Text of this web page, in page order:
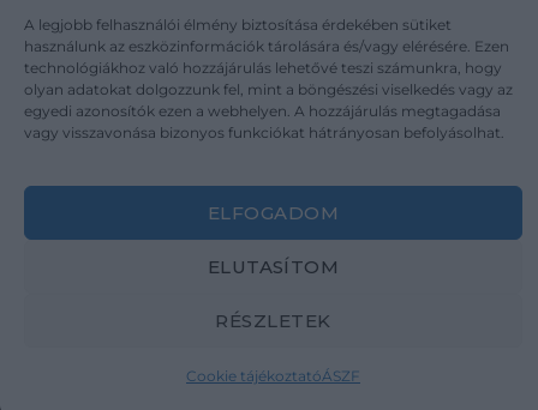
A legjobb felhasználói élmény biztosítása érdekében sütiket
használunk az eszközinformációk tárolására és/vagy elérésére. Ezen
technológiákhoz való hozzájárulás lehetővé teszi számunkra, hogy
olyan adatokat dolgozzunk fel, mint a böngészési viselkedés vagy az
egyedi azonosítók ezen a webhelyen. A hozzájárulás megtagadása
vagy visszavonása bizonyos funkciókat hátrányosan befolyásolhat.
ELFOGADOM
ELUTASÍTOM
RÉSZLETEK
Cookie tájékoztatóÁSZF
Médiaajánlat
Karrier
Kapcsolat
ÁSZF
Adatvédelem
Impresszum
Copyright 2026 ©Mutargy.com